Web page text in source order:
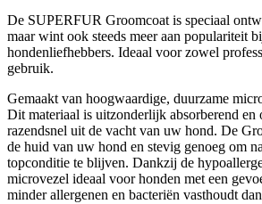
De SUPERFUR Groomcoat is speciaal
maar wint ook steeds meer aan populariteit
hondenliefhebbers. Ideaal voor zowel
gebruik.
Gemaakt van hoogwaardige, duurzame
Dit materiaal is uitzonderlijk absorberend en
razendsnel uit de vacht van uw hond. De
de huid van uw hond en stevig genoeg om
topconditie te blijven. Dankzij de
microvezel ideaal voor honden met een
minder allergenen en bacteriën vasthoudt